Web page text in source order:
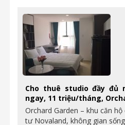
Cho thuê studio đầy đủ
ngay, 11 triệu/tháng,
Orchard Garden – khu căn
tư Novaland, không gian